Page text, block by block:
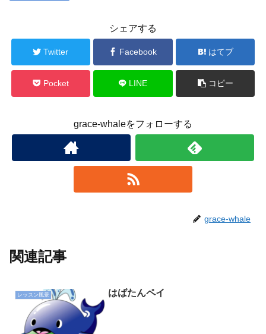
シェアする
Twitter Facebook はてブ
Pocket LINE コピー
grace-whaleをフォローする
grace-whale
関連記事
レッスン風景 はばたんペイ